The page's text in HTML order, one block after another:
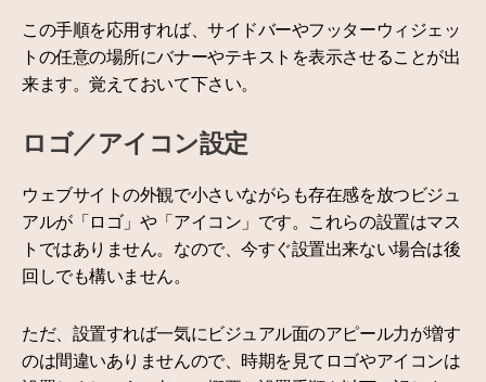
この手順を応用すれば、サイドバーやフッターウィジェッ
トの任意の場所にバナーやテキストを表示させることが出
来ます。覚えておいて下さい。
ロゴ／アイコン設定
ウェブサイトの外観で小さいながらも存在感を放つビジュ
アルが「ロゴ」や「アイコン」です。これらの設置はマス
トではありません。なので、今すぐ設置出来ない場合は後
回しでも構いません。
ただ、設置すれば一気にビジュアル面のアピール力が増す
のは間違いありませんので、時期を見てロゴやアイコンは